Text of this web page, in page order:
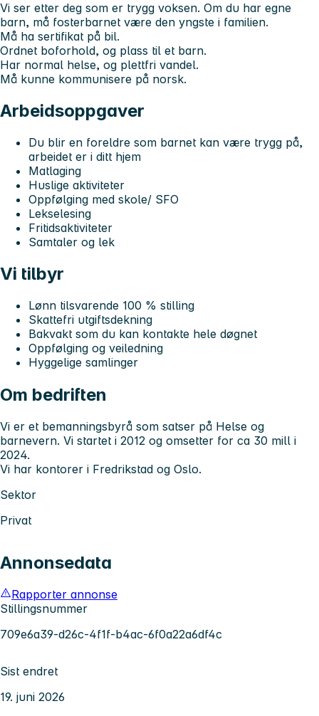
Vi ser etter deg som er trygg voksen. Om du har egne
barn, må fosterbarnet være den yngste i familien.
Må ha sertifikat på bil.
Ordnet boforhold, og plass til et barn.
Har normal helse, og plettfri vandel.
Må kunne kommunisere på norsk.
Arbeidsoppgaver
Du blir en foreldre som barnet kan være trygg på,
arbeidet er i ditt hjem
Matlaging
Huslige aktiviteter
Oppfølging med skole/ SFO
Lekselesing
Fritidsaktiviteter
Samtaler og lek
Vi tilbyr
Lønn tilsvarende 100 % stilling
Skattefri utgiftsdekning
Bakvakt som du kan kontakte hele døgnet
Oppfølging og veiledning
Hyggelige samlinger
Om bedriften
Vi er et bemanningsbyrå som satser på Helse og
barnevern. Vi startet i 2012 og omsetter for ca 30 mill i
2024.
Vi har kontorer i Fredrikstad og Oslo.
Sektor
Privat
Annonsedata
Rapporter annonse
Stillingsnummer
709e6a39-d26c-4f1f-b4ac-6f0a22a6df4c
Sist endret
19. juni 2026